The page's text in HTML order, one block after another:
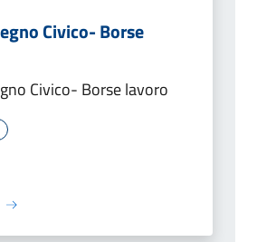
Civico- Borse
Civico- Borse lavoro